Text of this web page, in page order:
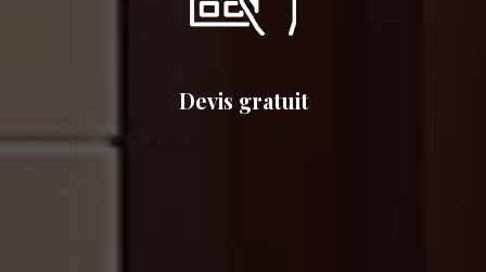
Devis gratuit